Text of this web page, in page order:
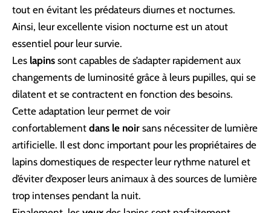
tout en évitant les prédateurs diurnes et nocturnes.
Ainsi, leur excellente vision nocturne est un atout
essentiel pour leur survie.
Les lapins sont capables de s’adapter rapidement aux
changements de luminosité grâce à leurs pupilles, qui se
dilatent et se contractent en fonction des besoins.
Cette adaptation leur permet de voir
confortablement dans le noir sans nécessiter de lumière
artificielle. Il est donc important pour les propriétaires de
lapins domestiques de respecter leur rythme naturel et
d’éviter d’exposer leurs animaux à des sources de lumière
trop intenses pendant la nuit.